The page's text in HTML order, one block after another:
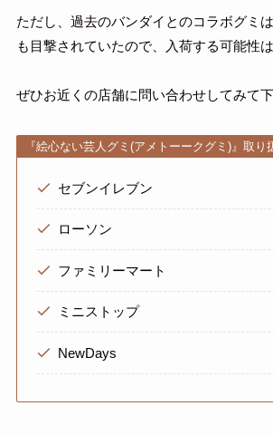
ただし、過去のバンダイとのコラボグミ
も目撃されていたので、入荷する可能性は
ぜひお近くの店舗に問い合わせしてみて
『絵心ない芸人グミ(アメトーークグミ)』取り
セブンイレブン
ローソン
ファミリーマート
ミニストップ
NewDays